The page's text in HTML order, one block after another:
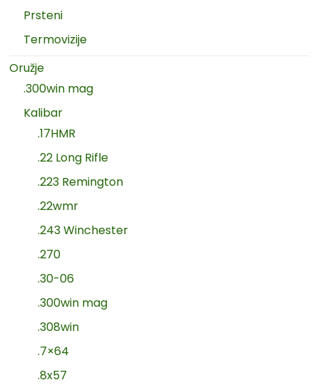
Prsteni
Termovizije
Oružje
.300win mag
Kalibar
.17HMR
.22 Long Rifle
.223 Remington
.22wmr
.243 Winchester
.270
.30-06
.300win mag
.308win
.7×64
.8x57